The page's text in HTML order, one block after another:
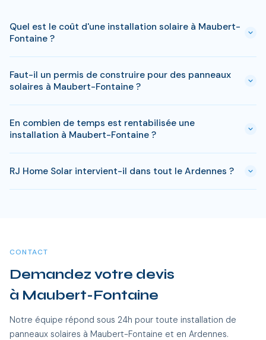
Quel est le coût d'une installation solaire à Maubert-
Fontaine ?
à 9 kWc). Après les aides disponibles en Ardennes
(MaPrimeRénov', prime autoconsommation, TVA réduite), le
reste à charge peut descendre sous 4 000 € pour une
installation standard de 3 kWc.
Faut-il un permis de construire pour des panneaux
solaires à Maubert-Fontaine ?
à Maubert-Fontaine. Si votre bien est classé ou en zone
protégée en Ardennes, des règles spécifiques peuvent
s'appliquer. RJ Home Solar gère toutes ces démarches sans
surcoût.
En combien de temps est rentabilisée une
installation à Maubert-Fontaine ?
installation. Passe ce delai, chaque kWh produit est gratuit.
Sur 25 ans, une installation de 3 kWc genere des economies
RJ Home Solar intervient-il dans tout le Ardennes ?
CONTACT
Demandez votre devis
à Maubert-Fontaine
Notre équipe répond sous 24h pour toute installation de
panneaux solaires à Maubert-Fontaine et en Ardennes.